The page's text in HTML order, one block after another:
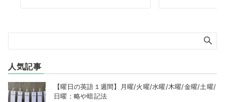
人気記事
【曜日の英語１週間】月曜/火曜/水曜/木曜/金曜/土曜/
日曜：略や暗記法